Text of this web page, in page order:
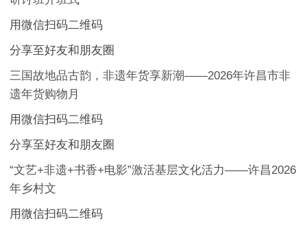
用微信扫码二维码
分享至好友和朋友圈
三国故地品古韵，非遗年货享新潮——2026年许昌市非
遗年货购物月
用微信扫码二维码
分享至好友和朋友圈
“文艺+非遗+书香+电影”激活基层文化活力——许昌2026
年乡村文
用微信扫码二维码